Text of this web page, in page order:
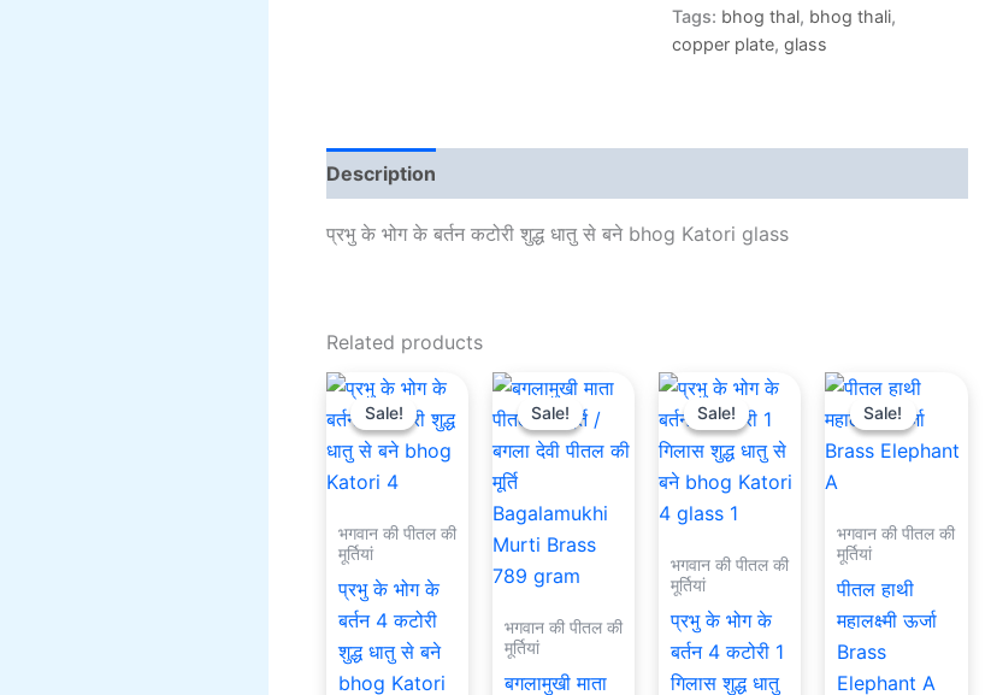
Tags: bhog thal, bhog thali,
copper plate,glass
Description
प्रभु के भोग के बर्तन कटोरी शुद्ध धातु से बने bhog Katori glass
Related products
Sale!
Sale!
भगवान की पीतल की
मूर्तियां
प्रभु के भोग के
बर्तन 4 कटोरी
शुद्ध धातु से बने
bhog Katori
Original
price
was:
₹801.00.
Current
is:
₹401.00.
Sale!
Sale!
भगवान की पीतल की
मूर्तियां
बगलामुखी माता
Original
was:
₹3,100.00.
Current
is:
₹2,100.00.
Sale!
Sale!
भगवान की पीतल की
मूर्तियां
प्रभु के भोग के
बर्तन 4 कटोरी 1
गिलास शुद्ध धातु
Original
was:
₹801.00.
Current
is:
₹501.00.
Sale!
Sale!
भगवान की पीतल की
मूर्तियां
पीतल हाथी
महालक्ष्मी ऊर्जा
Brass
Elephant A
Original
was:
₹1,100.00.
Current
is:
₹501.00.